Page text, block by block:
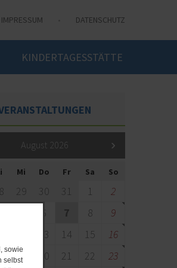
sowie
selbst
IMPRESSUM DATENSCHUTZ
KINDERTAGESSTÄTTE
August 2026
Mi Do Fr Sa So
29 30 31 1
2
6 7 8
9
13 14 15
16
19 20 21 22
23